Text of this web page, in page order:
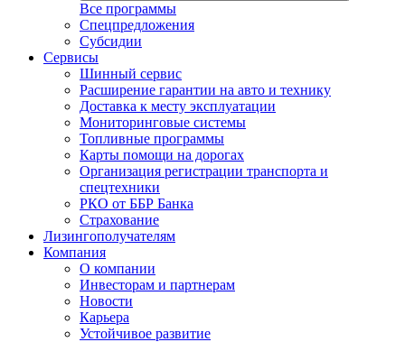
Все программы
Спецпредложения
Субсидии
Сервисы
Шинный сервис
Расширение гарантии на авто и технику
Доставка к месту эксплуатации
Мониторинговые системы
Топливные программы
Карты помощи на дорогах
Организация регистрации транспорта и
спецтехники
РКО от ББР Банка
Страхование
Лизингополучателям
Компания
О компании
Инвесторам и партнерам
Новости
Карьера
Устойчивое развитие